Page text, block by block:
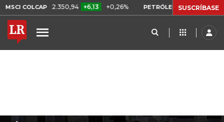
COLCAP 2.350,94 +6,13 +0,26% PETRÓLEO WTI US$ 78,01
SUSCRÍBASE